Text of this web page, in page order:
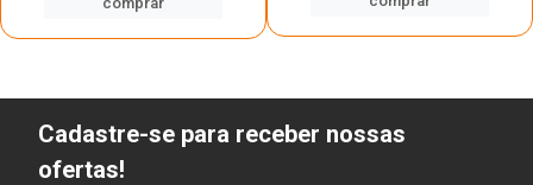
Cadastre-se para receber nossas
ofertas!